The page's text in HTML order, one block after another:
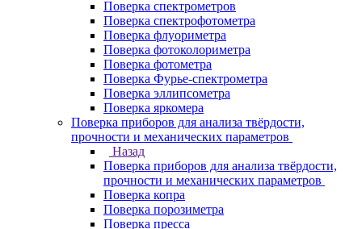
Поверка спектрометров
Поверка спектрофотометра
Поверка флуориметра
Поверка фотоколориметра
Поверка фотометра
Поверка Фурье-спектрометра
Поверка эллипсометра
Поверка яркомера
Поверка приборов для анализа твёрдости,
прочности и механических параметров
Назад
Поверка приборов для анализа твёрдости,
прочности и механических параметров
Поверка копра
Поверка порозиметра
Поверка пресса